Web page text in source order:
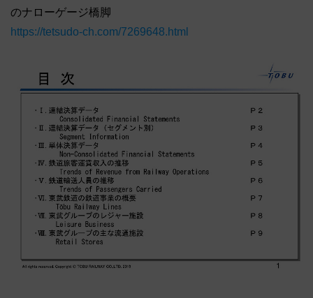
のナローゲージ橋脚
https://tetsudo-ch.com/7269648.html